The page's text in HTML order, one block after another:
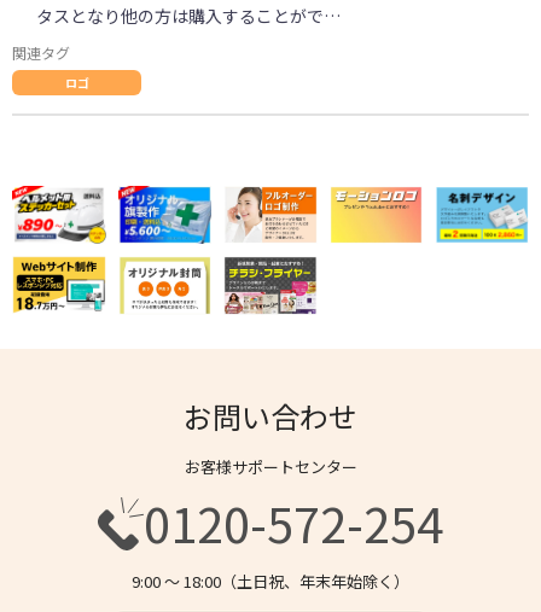
タスとなり他の方は購入することがで…
関連タグ
ロゴ
お問い合わせ
お客様サポートセンター
0120-572-254
9:00 〜 18:00（土日祝、年末年始除く）